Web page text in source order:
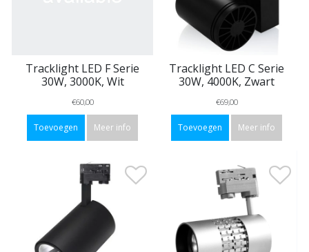
Tracklight LED F Serie
30W, 3000K, Wit
€60,00
Toevoegen Meer info
Tracklight LED C Serie
30W, 4000K, Zwart
€69,00
Toevoegen Meer info